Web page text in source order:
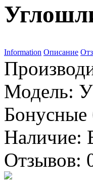
Information Описание
Модель:
Бонусные
Наличие:
Отзывов: